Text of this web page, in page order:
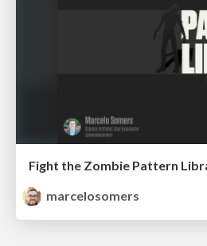
marcelosomers